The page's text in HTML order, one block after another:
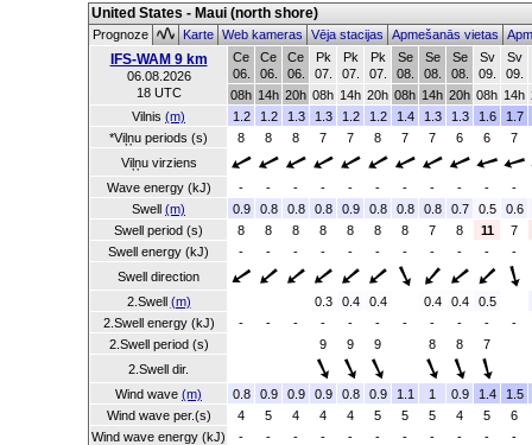
United States - Maui (north shore)
Prognoze KarteWeb kamerasVēja stacijasApmešanās vietas
IFS-WAM 9 km
06.08.2026
18 UTC
Ce
06.
Ce
06.
Ce
06.
Pk
07.
Pk
07.
Pk
07.
Se
08.
Se
08.
Se
08.
Sv
09.
Sv
09.
08h 14h 20h 08h 14h 20h 08h 14h 20h 08h 14h
Vilnis (m) 1.2 1.2 1.3 1.3 1.2 1.2 1.4 1.3 1.3 1.6
1.7
*Viļņu periods (s)
8 8 8 7 7 8 7 7 6 6
7
Viļņu virziens
Wave energy (kJ)
- - - - - - - - - -
-
Swell (m) 0.9 0.8 0.8 0.8 0.9 0.8 0.8 0.8 0.7 0.5
0.6
Swell period (s)
8 8 8 8 8 8 8 7 8 11
7
Swell energy (kJ)
- - - - - - - - - -
-
Swell direction
2.Swell (m) 0.3 0.4 0.4 0.4 0.4
0.5
2.Swell energy (kJ)
- - - - - - - - - -
-
2.Swell period (s)
9 9 9 8 8
7
2.Swell dir.
Wind wave (m) 0.8 0.9 0.9 0.9 0.8 0.9 1.1 1 0.9 1.4
1.5
Wind wave per.(s)
4 5 4 4 4 5 5 5 4 5
6
Wind wave energy (kJ)
- - - - - - - - - -
-